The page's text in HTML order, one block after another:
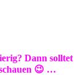
Dann solltet
😉 …